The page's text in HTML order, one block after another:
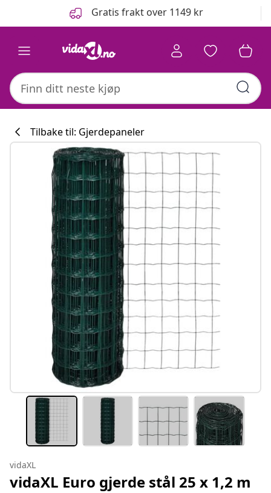
Gratis frakt over 1149 kr
Tilbake til: Gjerdepaneler
vidaXL
vidaXL Euro gjerde stål 25 x 1,2 m